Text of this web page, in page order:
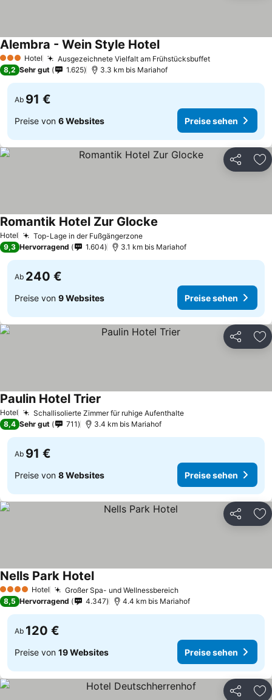
3 SterneHotel Ausgezeichnete Vielfalt am Frühstücksbuffet
Alembra - Wein Style Hotel
8,2 Sehr gut 1.625 3.3 km bis Mariahof
Ab 91 €
Preise von 6 Websites Preise sehen
Teilen
Hotel Top-Lage in der Fußgängerzone
Romantik Hotel Zur Glocke
9,3 Hervorragend 1.604 3.1 km bis Mariahof
Ab 240 €
Preise von 9 Websites Preise sehen
Teilen
Hotel Schallisolierte Zimmer für ruhige Aufenthalte
Paulin Hotel Trier
8,4 Sehr gut 711 3.4 km bis Mariahof
Ab 91 €
Preise von 8 Websites Preise sehen
Teilen
4 Sterne Hotel Großer Spa- und Wellnessbereich
Nells Park Hotel
8,5 Hervorragend 4.347 4.4 km bis Mariahof
Ab 120 €
Preise von 19 Websites Preise sehen
Teilen